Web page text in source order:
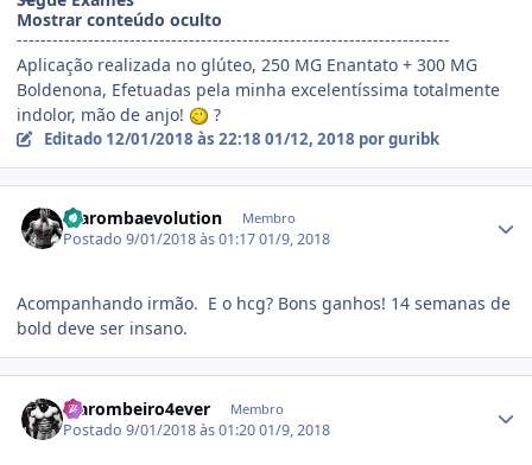
Mostrar conteúdo oculto
-------------------------------------------------------------------------
Aplicação realizada no glúteo, 250 MG Enantato + 300 MG
Boldenona, Efetuadas pela minha excelentíssima totalmente
indolor, mão de anjo!
?
Editado 12/01/2018 às 22:18 01/12, 2018 por guribk
marombaevolution Membro
Postado9/01/2018 às 01:1701/9, 2018
Acompanhando irmão. E o hcg? Bons ganhos! 14 semanas de
bold deve ser insano.
Marombeiro4ever Membro
Postado9/01/2018 às 01:2001/9, 2018